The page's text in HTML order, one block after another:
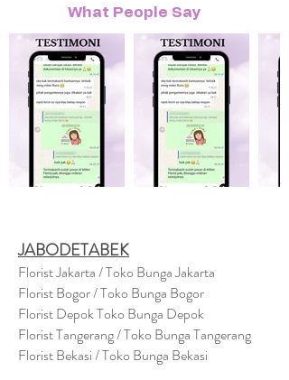
What People Say
JABODETABEK
Florist Jakarta / Toko Bunga Jakarta
Florist Bogor / Toko Bunga Bogor
Florist Depok Toko Bunga Depok
Florist Tangerang / Toko Bunga Tangerang
Florist Bekasi / Toko Bunga Bekasi